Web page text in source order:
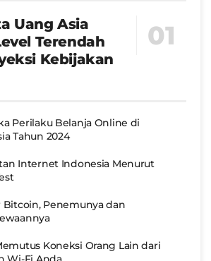
Uang Asia
Terendah
Kebijakan
Perilaku Belanja Online di
Tahun 2024
Internet Indonesia Menurut
Bitcoin, Penemunya dan
Koneksi Orang Lain dari